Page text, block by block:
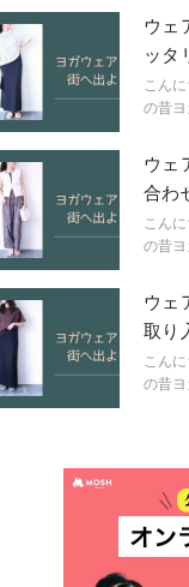
ウェ
ッタ
ーデ
こん
の昔
て街
スポ
取り
ていき
ウェ
合わ
イム
こん
の昔
て街
スポ
取り
ていき
ウェ
取り
Tシ
こん
の昔
てい